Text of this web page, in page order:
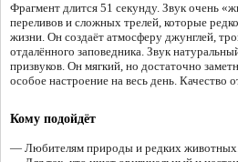
Фрагмент длится 51 секунду. Звук очень
переливов и сложных трелей, которые
жизни. Он создаёт атмосферу джунглей,
отдалённого заповедника. Звук
призвуков. Он мягкий, но достаточно
особое настроение на весь день. Качество
Кому подойдёт
— Любителям природы и редких